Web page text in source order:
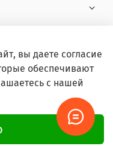
без письменного
вы даете согласие
обеспечивают
с нашей